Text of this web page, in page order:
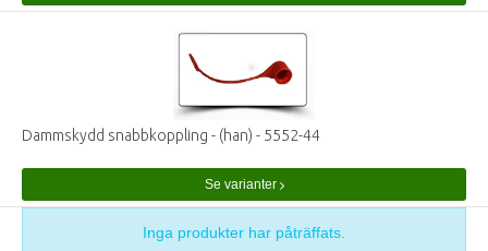
Dammskydd snabbkoppling - (han) - 5552-44
Se varianter
Inga produkter har påträffats.